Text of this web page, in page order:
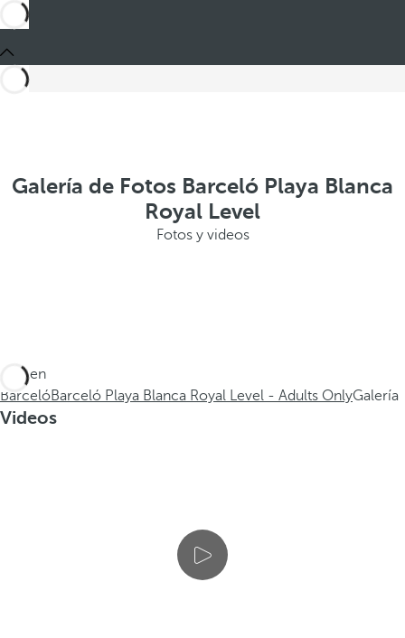
Galería de Fotos Barceló Playa Blanca
Royal Level
Fotos y videos
Está en
BarcelóBarceló Playa Blanca Royal Level - Adults OnlyGalería
Videos